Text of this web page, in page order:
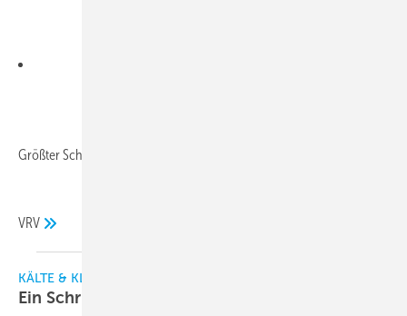
Größter Schritt seit Einführung von
VRV
KÄLTE & KLIMATECHNIK
Ein Schritt in die kältetechnische